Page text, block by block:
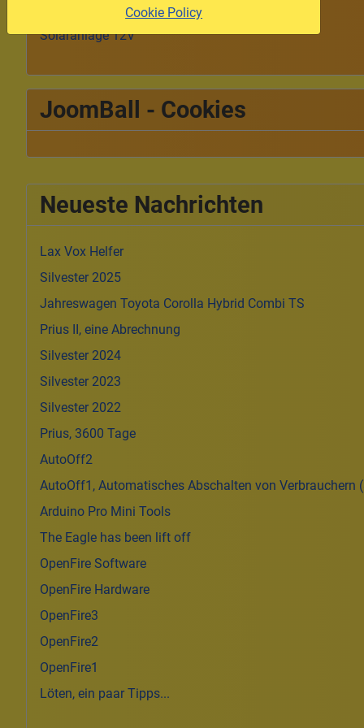
Neueste Nachrichten
Lax Vox Helfer
Silvester 2025
Jahreswagen Toyota Corolla Hybrid Combi TS
Prius II, eine Abrechnung
Silvester 2024
Silvester 2023
Silvester 2022
Prius, 3600 Tage
AutoOff2
AutoOff1, Automatisches Abschalten von Verbrauchern
Arduino Pro Mini Tools
The Eagle has been lift off
OpenFire Software
OpenFire Hardware
OpenFire3
OpenFire2
OpenFire1
Löten, ein paar Tipps...
Booster 3..18V nach bis zu 38V
Solaranlage 12V
JoomBall - Cookies
Cookie Policy